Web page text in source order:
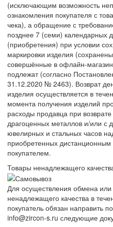
(исключающим возможность
ознакомления покупателя с
чека), а обращение с
позднее 7 (семи) календарных
(приобретения) при условии
маркировки изделия
совершённые в офлайн-
подлежат (согласно
31.12.2020 № 2463). Возврат
изделия осуществляется в
момента получения изделий
расходы продавца при
драгоценных металлов и/или с
ювелирных и стальных часов
приобретенных
покупателем.
Товары ненадлежащего
Для осуществления обмена или
ненадлежащего качества в
покупатель обязан направить
info@zircon-s.ru следующие